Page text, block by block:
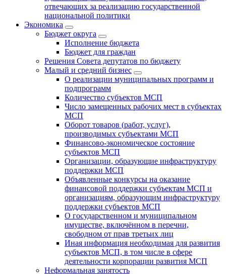
отвечающих за реализацию государственной
национальной политики
Экономика
Бюджет округa
Исполнение бюджета
Бюджет для граждан
Решения Совета депутатов по бюджету
Малый и средний бизнес
О реализации муниципальных программ и
подпрограмм
Количество субъектов МСП
Число замещенных рабочих мест в субъектах
МСП
Оборот товаров (работ, услуг),
производимых субъектами МСП
Финансово-экономическое состояние
субъектов МСП
Организации, образующие инфраструктуру
поддержки МСП
Объявленные конкурсы на оказание
финансовой поддержки субъектам МСП и
организациям, образующим инфраструктуру
поддержки субъектов МСП
О государственном и муниципальном
имуществе, включённом в перечни,
свободном от прав третьих лиц
Иная информация необходимая для развития
субъектов МСП, в том числе в сфере
деятельности корпорации развития МСП
Неформальная занятость